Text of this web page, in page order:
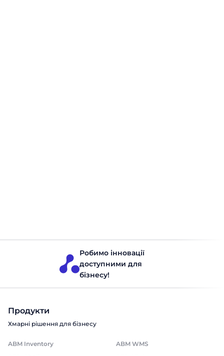
Робимо інновації
доступними для
бізнесу!
Продукти
Хмарні рішення для бізнесу
ABM Inventory
ABM WMS